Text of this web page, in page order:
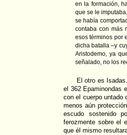
en la formación,
que se le
se había
contaba con más
esos términos por
dicha batalla –y
Aristodemo, ya
señalado, no los
El otro es
el 362 Epaminondas
con el cuerpo untado
menos aún
escudo sostenido
ferozmente sobre el
que él mismo